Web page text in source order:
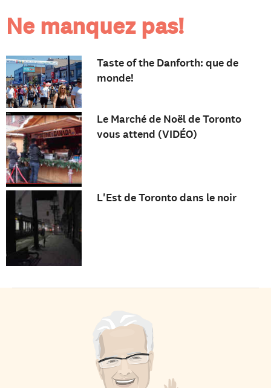
Ne manquez pas!
Taste of the Danforth: que de
monde!
Le Marché de Noël de Toronto
vous attend (VIDÉO)
L'Est de Toronto dans le noir